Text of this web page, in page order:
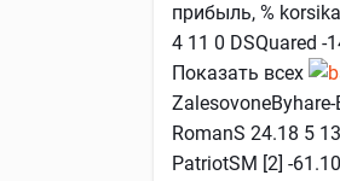
прибыль, %
4 11 0 DSQuared -
Показать всех
RomanS 24.18 5
PatriotSM [2] -